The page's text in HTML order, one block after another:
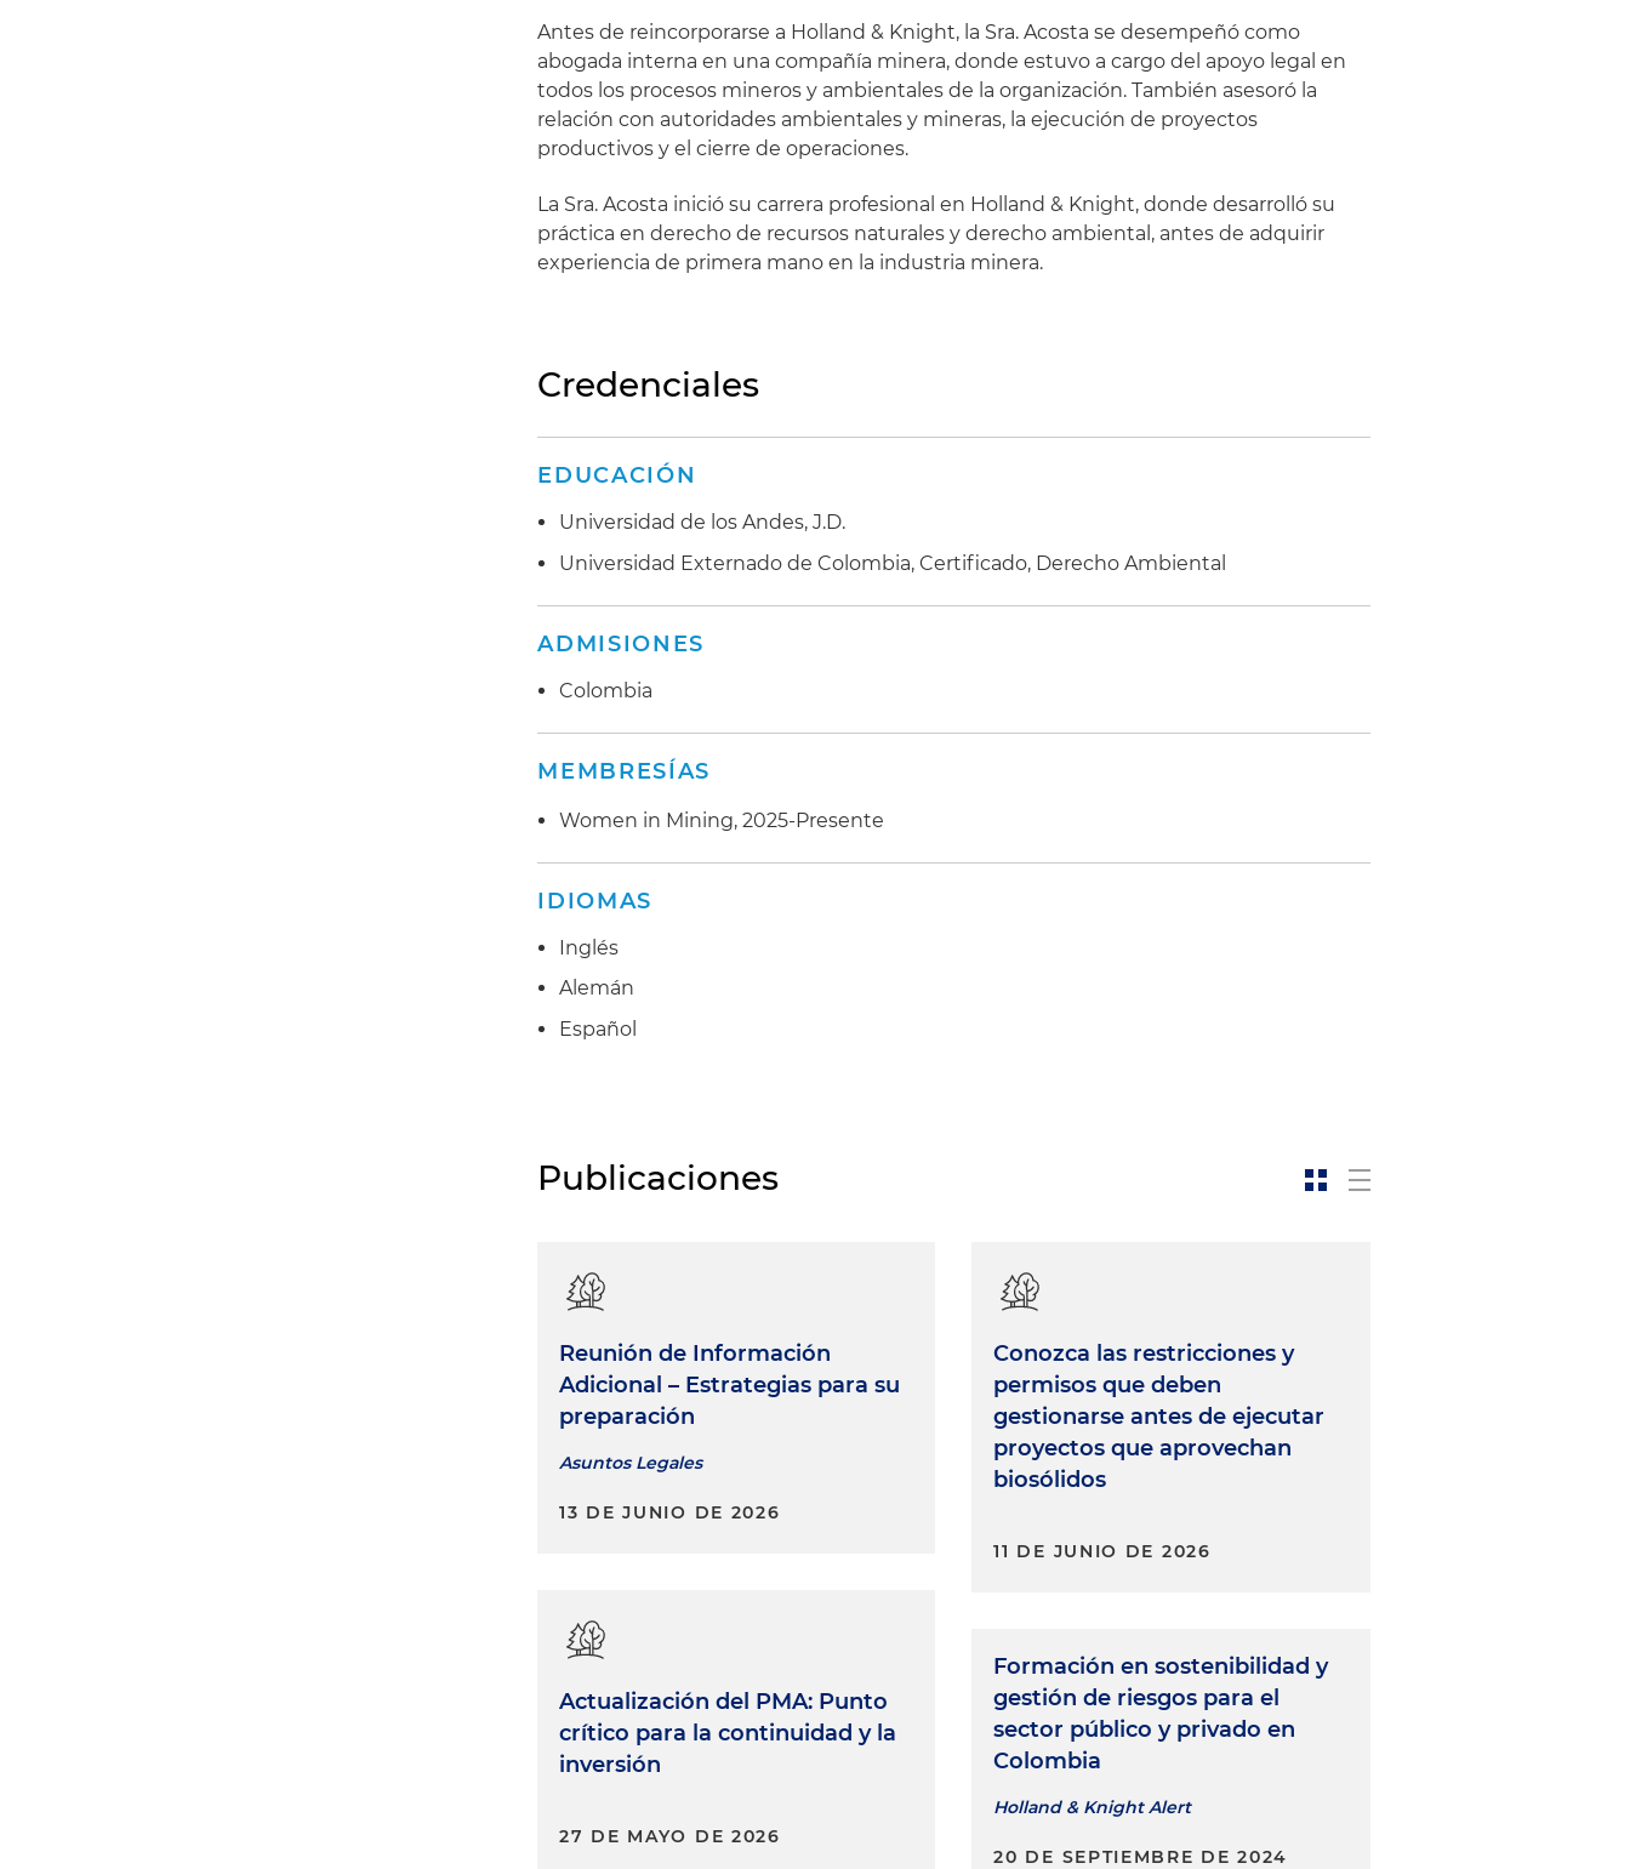
Antes de reincorporarse a Holland & Knight, la Sra. Acosta se desempeñó como
abogada interna en una compañía minera, donde estuvo a cargo del apoyo legal en
todos los procesos mineros y ambientales de la organización. También asesoró la
relación con autoridades ambientales y mineras, la ejecución de proyectos
productivos y el cierre de operaciones.
La Sra. Acosta inició su carrera profesional en Holland & Knight, donde desarrolló su
práctica en derecho de recursos naturales y derecho ambiental, antes de adquirir
experiencia de primera mano en la industria minera.
Credenciales
EDUCACIÓN
Universidad de los Andes, J.D.
Universidad Externado de Colombia, Certificado, Derecho Ambiental
ADMISIONES
Colombia
MEMBRESÍAS
Women in Mining, 2025-Presente
IDIOMAS
Inglés
Alemán
Español
Publicaciones
Reunión de Información
Adicional – Estrategias para su
preparación
Asuntos Legales
13 DE JUNIO DE 2026
Actualización del PMA: Punto
crítico para la continuidad y la
inversión
27 DE MAYO DE 2026
Conozca las restricciones y
permisos que deben
gestionarse antes de ejecutar
proyectos que aprovechan
biosólidos
11 DE JUNIO DE 2026
Formación en sostenibilidad y
gestión de riesgos para el
sector público y privado en
Colombia
Holland & Knight Alert
20 DE SEPTIEMBRE DE 2024